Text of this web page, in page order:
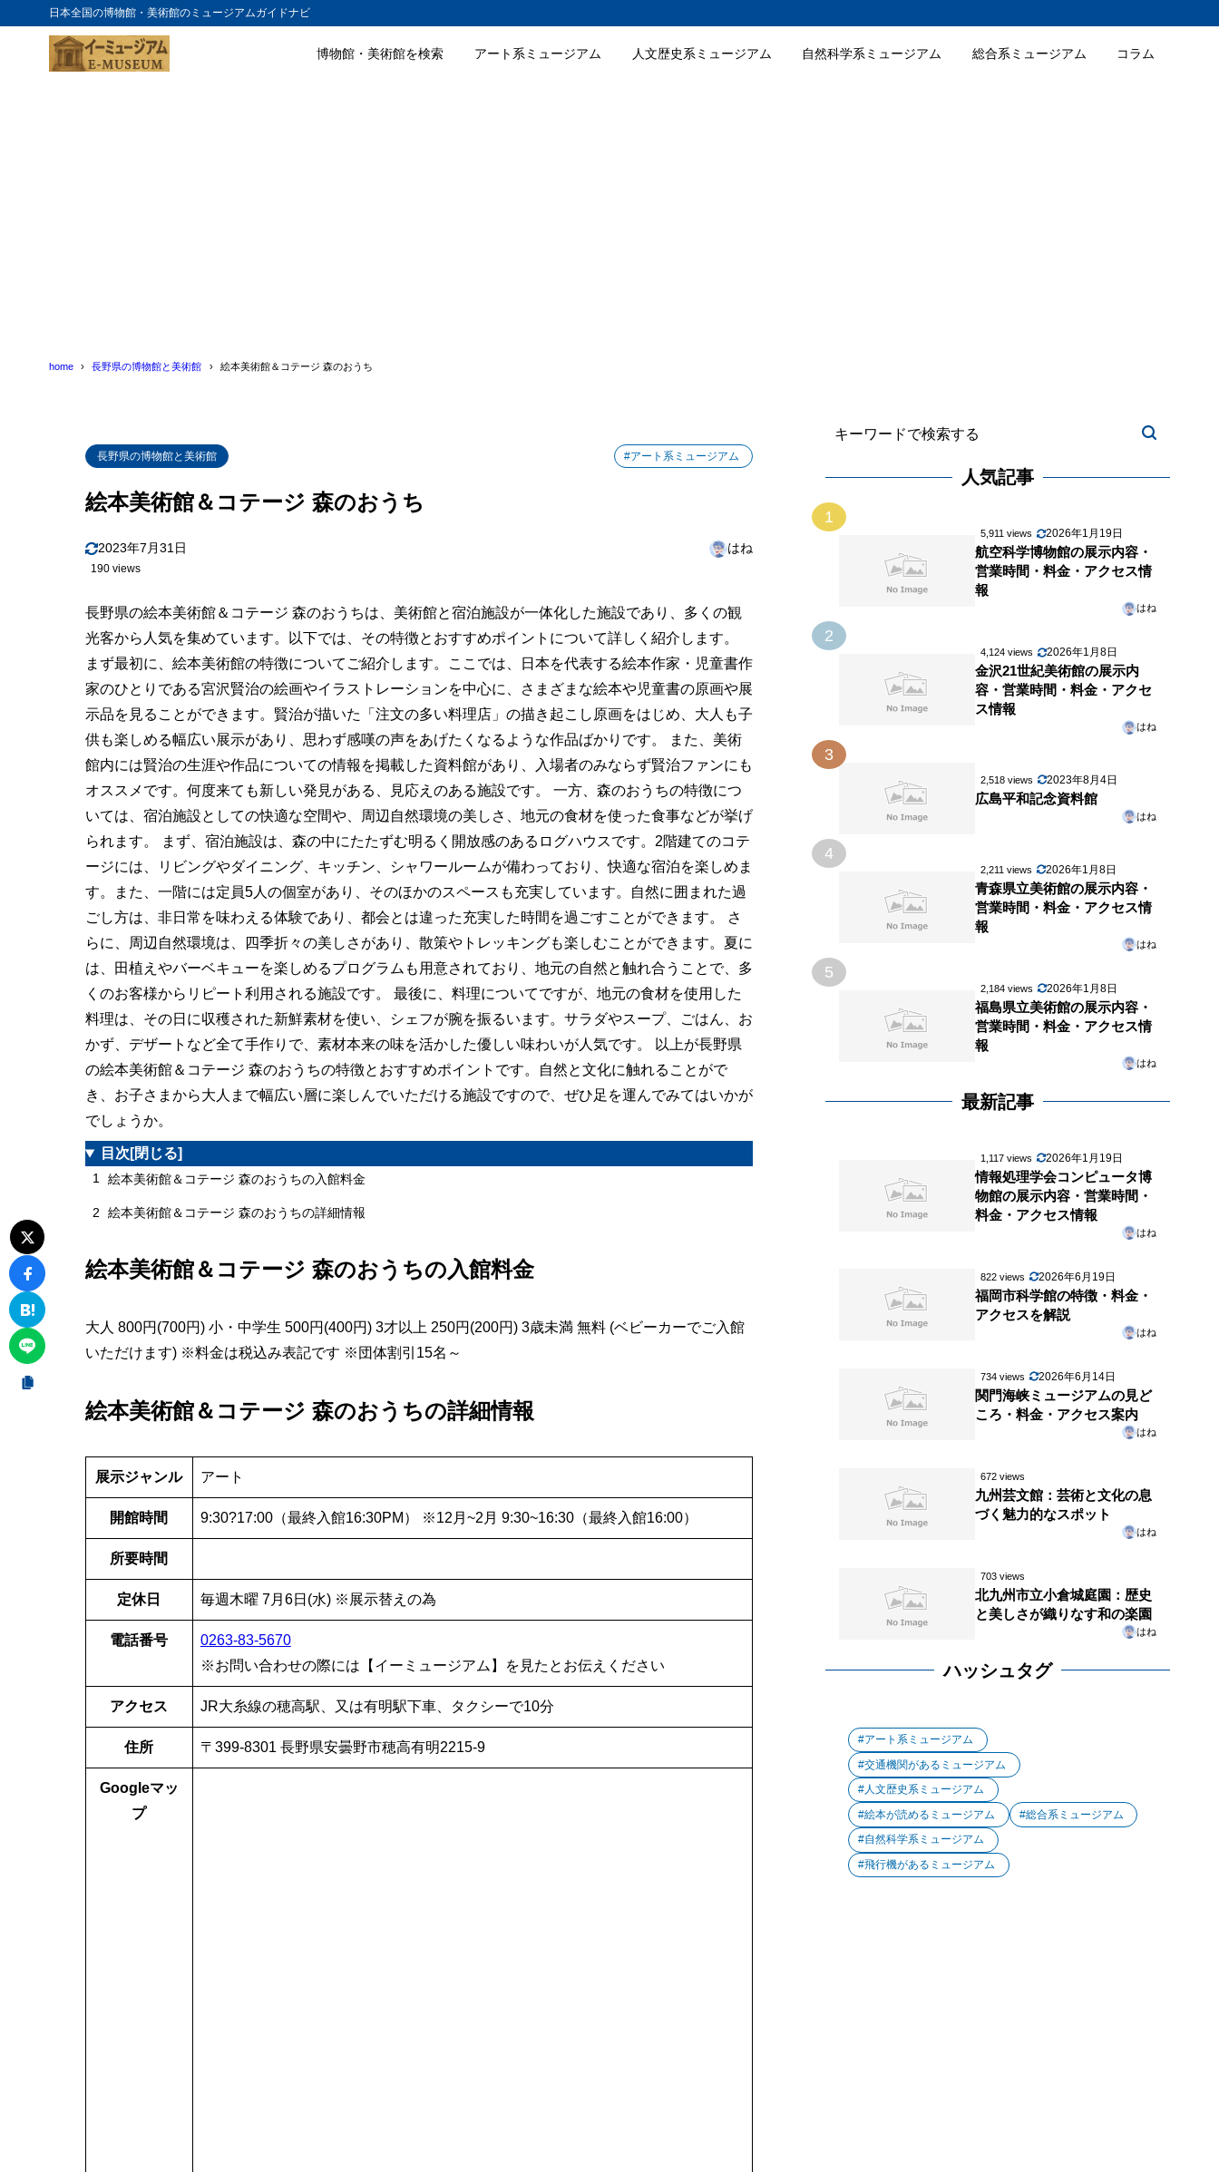
日本全国の博物館・美術館のミュージアムガイドナビ
博物館・美術館を検索 アート系ミュージアム 人文歴史系ミュージアム 自然科学系ミュージアム 総合系ミュージアム コラム
home 長野県の博物館と美術館 絵本美術館＆コテージ 森のおうち
長野県の博物館と美術館 #アート系ミュージアム
絵本美術館＆コテージ 森のおうち
2023年7月31日 はね
190 views
長野県の絵本美術館＆コテージ 森のおうちは、美術館と宿泊施設が一体化した施設であり、多くの観
光客から人気を集めています。以下では、その特徴とおすすめポイントについて詳しく紹介します。
まず最初に、絵本美術館の特徴についてご紹介します。ここでは、日本を代表する絵本作家・児童書作
家のひとりである宮沢賢治の絵画やイラストレーションを中心に、さまざまな絵本や児童書の原画や展
示品を見ることができます。賢治が描いた「注文の多い料理店」の描き起こし原画をはじめ、大人も子
供も楽しめる幅広い展示があり、思わず感嘆の声をあげたくなるような作品ばかりです。 また、美術
館内には賢治の生涯や作品についての情報を掲載した資料館があり、入場者のみならず賢治ファンにも
オススメです。何度来ても新しい発見がある、見応えのある施設です。 一方、森のおうちの特徴につ
いては、宿泊施設としての快適な空間や、周辺自然環境の美しさ、地元の食材を使った食事などが挙げ
られます。 まず、宿泊施設は、森の中にたたずむ明るく開放感のあるログハウスです。2階建てのコテ
ージには、リビングやダイニング、キッチン、シャワールームが備わっており、快適な宿泊を楽しめま
す。また、一階には定員5人の個室があり、そのほかのスペースも充実しています。自然に囲まれた過
ごし方は、非日常を味わえる体験であり、都会とは違った充実した時間を過ごすことができます。 さ
らに、周辺自然環境は、四季折々の美しさがあり、散策やトレッキングも楽しむことができます。夏に
は、田植えやバーベキューを楽しめるプログラムも用意されており、地元の自然と触れ合うことで、多
くのお客様からリピート利用される施設です。 最後に、料理についてですが、地元の食材を使用した
料理は、その日に収穫された新鮮素材を使い、シェフが腕を振るいます。サラダやスープ、ごはん、お
かず、デザートなど全て手作りで、素材本来の味を活かした優しい味わいが人気です。 以上が長野県
の絵本美術館＆コテージ 森のおうちの特徴とおすすめポイントです。自然と文化に触れることがで
き、お子さまから大人まで幅広い層に楽しんでいただける施設ですので、ぜひ足を運んでみてはいかが
でしょうか。
目次 [閉じる]
1 絵本美術館＆コテージ 森のおうちの入館料金
2 絵本美術館＆コテージ 森のおうちの詳細情報
絵本美術館＆コテージ 森のおうちの入館料金
大人 800円(700円) 小・中学生 500円(400円) 3才以上 250円(200円) 3歳未満 無料 (ベビーカーでご入館
いただけます) ※料金は税込み表記です ※団体割引15名～
絵本美術館＆コテージ 森のおうちの詳細情報
展示ジャンル アート
開館時間 9:30?17:00（最終入館16:30PM） ※12月~2月 9:30~16:30（最終入館16:00）
所要時間
定休日 毎週木曜 7月6日(水) ※展示替えの為
電話番号
0263-83-5670
※お問い合わせの際には【イーミュージアム】を見たとお伝えください
アクセス JR大糸線の穂高駅、又は有明駅下車、タクシーで10分
住所 〒399-8301 長野県安曇野市穂高有明2215-9
Googleマッ
プ
人気記事
1
5,911 views 2026年1月19日
航空科学博物館の展示内容・
営業時間・料金・アクセス情
報
はね
2
4,124 views 2026年1月8日
金沢21世紀美術館の展示内
容・営業時間・料金・アクセ
ス情報
はね
3
2,518 views 2023年8月4日
広島平和記念資料館
はね
4
2,211 views 2026年1月8日
青森県立美術館の展示内容・
営業時間・料金・アクセス情
報
はね
5
2,184 views 2026年1月8日
福島県立美術館の展示内容・
営業時間・料金・アクセス情
報
はね
最新記事
1,117 views 2026年1月19日
情報処理学会コンピュータ博
物館の展示内容・営業時間・
料金・アクセス情報
はね
822 views 2026年6月19日
福岡市科学館の特徴・料金・
アクセスを解説
はね
734 views 2026年6月14日
関門海峡ミュージアムの見ど
ころ・料金・アクセス案内
はね
672 views
九州芸文館：芸術と文化の息
づく魅力的なスポット
はね
703 views
北九州市立小倉城庭園：歴史
と美しさが織りなす和の楽園
はね
ハッシュタグ
アート系ミュージアム
交通機関があるミュージアム
人文歴史系ミュージアム
絵本が読めるミュージアム
総合系ミュージアム
自然科学系ミュージアム
飛行機があるミュージアム
目次